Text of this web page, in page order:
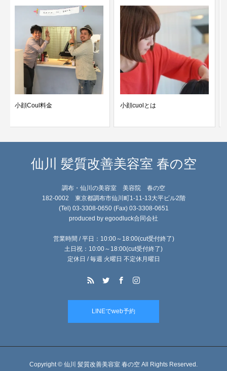
小顔cuolとは 晴れの日は春の空で
仙川 髪質改善美容室 春の空
調布・仙川の美容室 美容院 春の空
182-0002 東京都調布市仙川町1-11-13大平ビル2階
(Tel) 03-3308-0650 (Fax) 03-3308-0651
produced by egoodluck合同会社
営業時間 / 平日：10:00～18:00(cut受付終了)
土日祝：10:00～18:00(cut受付終了)
定休日 / 毎週 火曜日 不定休月曜日
LINEでweb予約
Copyright © 仙川 髪質改善美容室 春の空 All Rights Reserved.